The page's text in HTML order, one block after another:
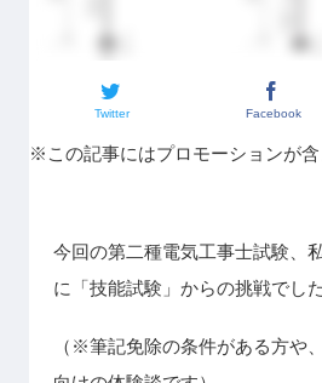
Twitter Facebook
※この記事にはプロモーションが含
今回の第二種電気工事士試験、
に「技能試験」からの挑戦でした
（※筆記免除の条件がある方や